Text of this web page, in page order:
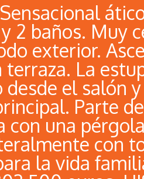
2 baños. Muy
exterior.
terraza. La
desde el salón
Parte
con una
con
la vida